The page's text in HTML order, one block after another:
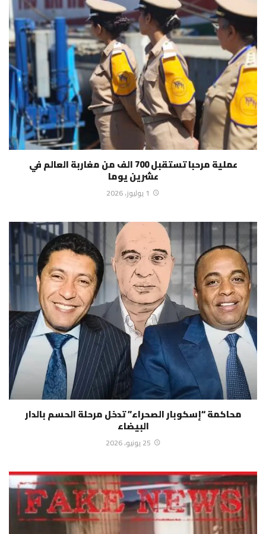
عملية مرحبا تستقبل 700 الف من مغاربة العالم في
عشرين يوما
1 يوليوز، 2026
محاكمة “إسكوبار الصحراء” تدخل مرحلة الحسم بالدار
البيضاء
25 يونيو، 2026